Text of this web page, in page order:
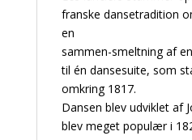
franske dansetradition
en
sammen-smeltning af
til én dansesuite, som
omkring 1817.
Dansen blev udviklet af
blev meget populær i